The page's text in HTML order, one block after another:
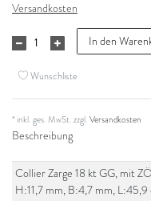
Versandkosten
In den
Wunschliste
* inkl. ges. MwSt. zzgl.Versandkosten
Beschreibung
Collier Zarge 18 kt GG, mit
H:11,7 mm, B:4,7 mm, L:45,9